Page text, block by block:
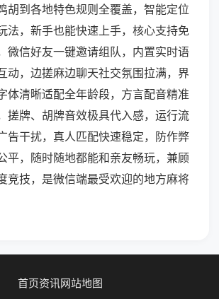
胡到各地特色规则全覆盖，智能定位
法，新手也能快速上手，核心支持免
微信好友一键邀请组队，内置实时语
动，边搓麻边聊天社交氛围拉满，界
体清晰适配全年龄段，方言配音精准
搓牌、胡牌音效极具代入感，运行流
告干扰，真人匹配快速稳定，防作弊
平，随时随地都能和亲友畅玩，兼顾
竞技，是微信端最受欢迎的地方麻将
首页资讯网站地图